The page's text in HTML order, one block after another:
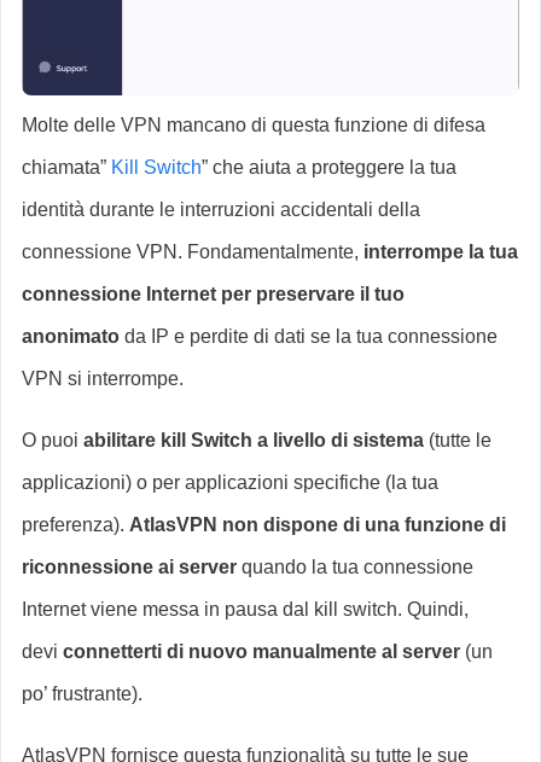
Molte delle VPN mancano di questa funzione di difesa
chiamata” Kill Switch” che aiuta a proteggere la tua
identità durante le interruzioni accidentali della
connessione VPN. Fondamentalmente, interrompe la tua
connessione Internet per preservare il tuo
anonimato da IP e perdite di dati se la tua connessione
VPN si interrompe.
O puoi abilitare kill Switch a livello di sistema (tutte le
applicazioni) o per applicazioni specifiche (la tua
preferenza). AtlasVPN non dispone di una funzione di
riconnessione ai server quando la tua connessione
Internet viene messa in pausa dal kill switch. Quindi,
devi connetterti di nuovo manualmente al server (un
po’ frustrante).
AtlasVPN fornisce questa funzionalità su tutte le sue